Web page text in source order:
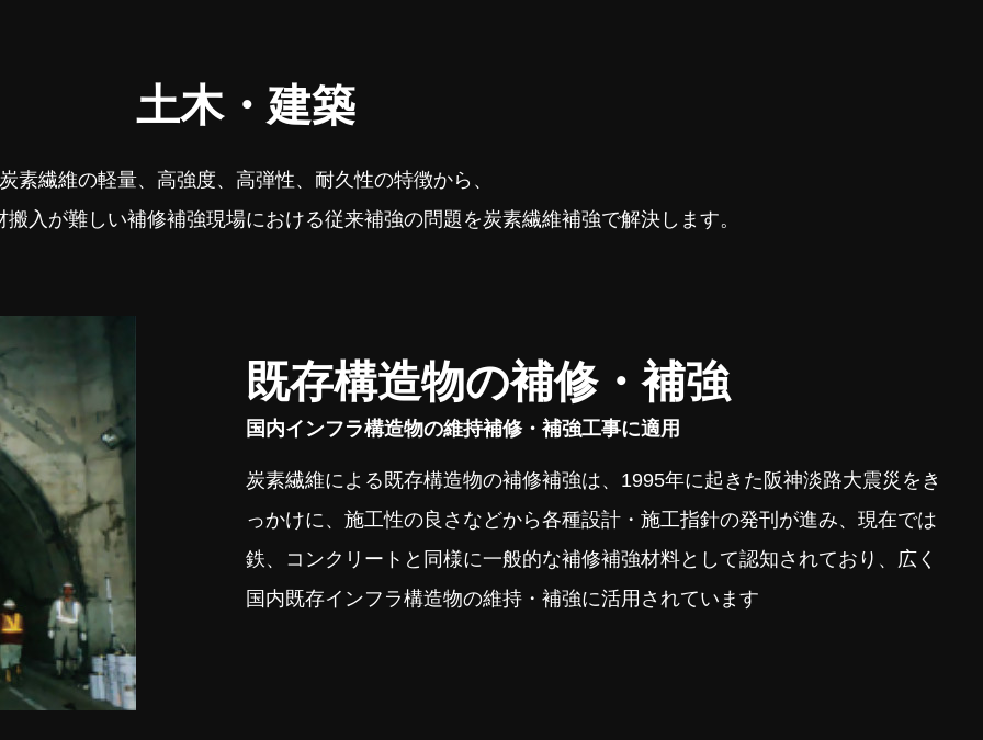
土木・建築
炭素繊維の軽量、高強度、高弾性、耐久性の特徴から、
入が難しい補修補強現場における従来補強の問題を炭素繊維補強で解決します。
既存構造物の補修・補強
国内インフラ構造物の維持補修・補強工事に適用
炭素繊維による既存構造物の補修補強は、1995年に起きた阪神淡路大震災をき
っかけに、施工性の良さなどから各種設計・施工指針の発刊が進み、現在では
鉄、コンクリートと同様に一般的な補修補強材料として認知されており、広く
国内既存インフラ構造物の維持・補強に活用されています